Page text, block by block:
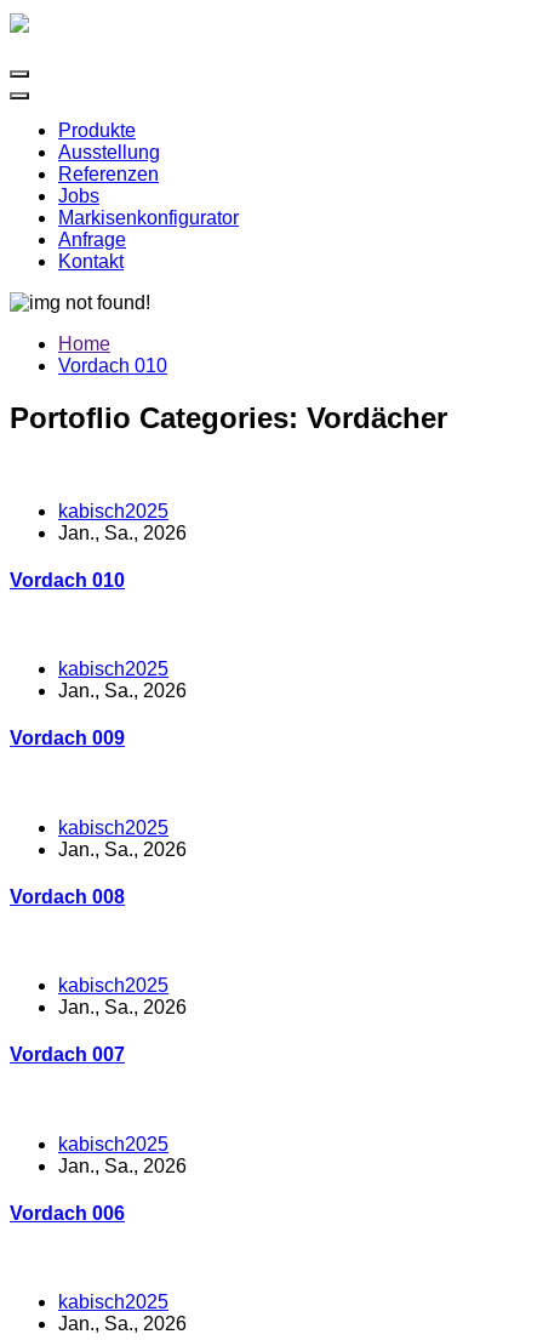
Produkte
Ausstellung
Referenzen
Jobs
Markisenkonfigurator
Anfrage
Kontakt
Home
Vordach 010
Portoflio Categories: Vordächer
kabisch2025
Jan., Sa., 2026
Vordach 010
kabisch2025
Jan., Sa., 2026
Vordach 009
kabisch2025
Jan., Sa., 2026
Vordach 008
kabisch2025
Jan., Sa., 2026
Vordach 007
kabisch2025
Jan., Sa., 2026
Vordach 006
kabisch2025
Jan., Sa., 2026